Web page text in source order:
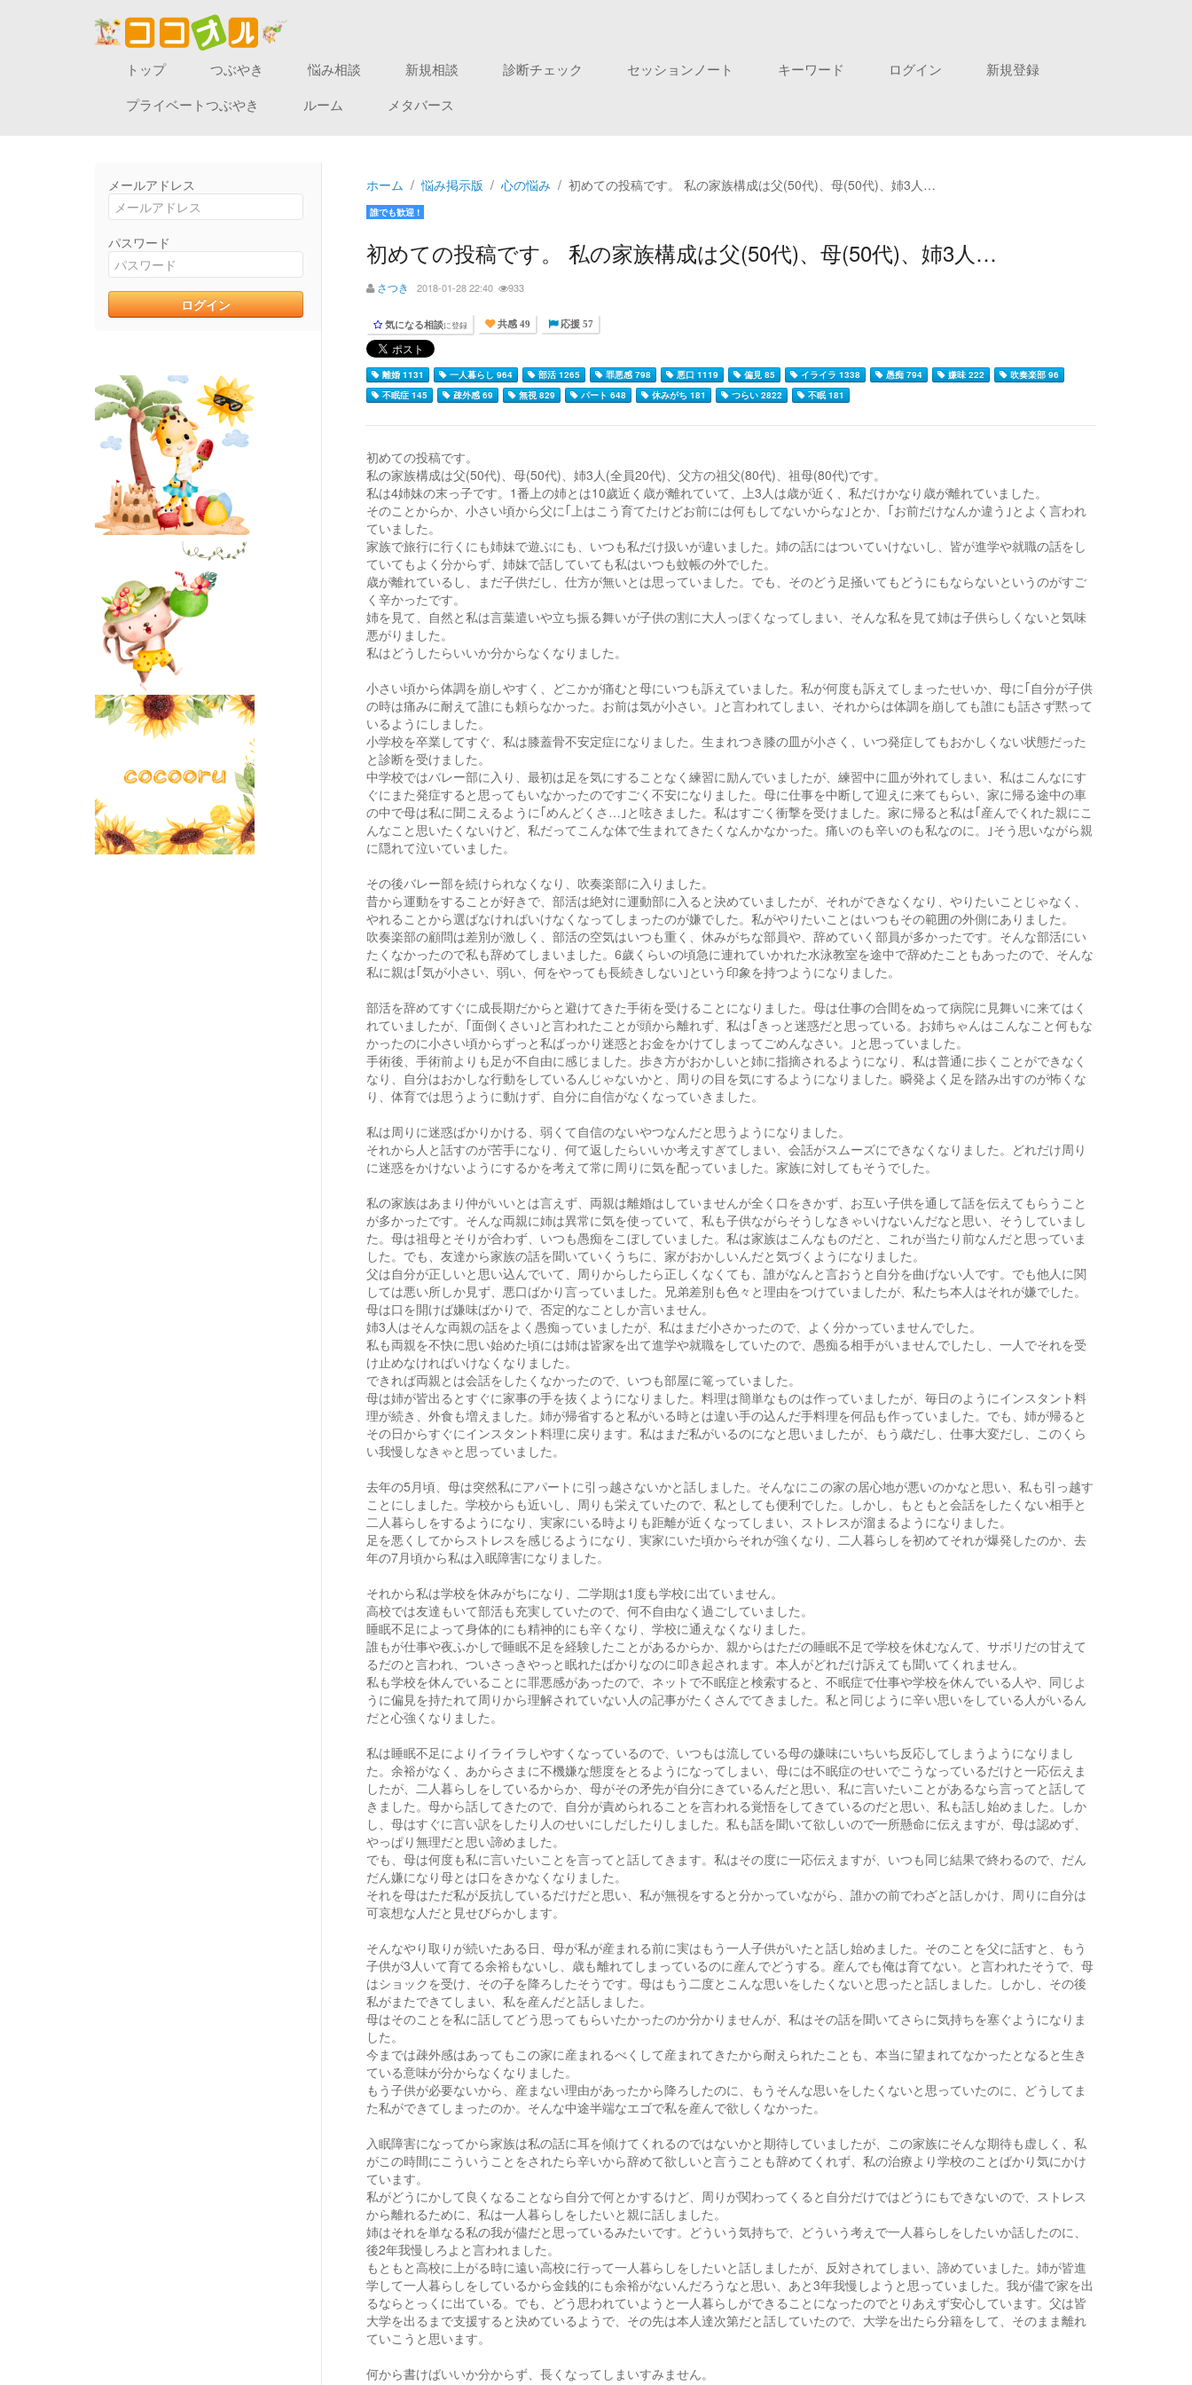
トップ つぶやき 悩み相談 新規相談 診断チェック セッションノート キーワード ログイン
新規登録
プライベートつぶやき
ルーム メタバース
メールアドレス
パスワード
ホーム 悩み掲示版 心の悩み 初めての投稿です。 私の家族構成は父(50代)、母(50代)、姉3人…
誰でも歓迎 !
初めての投稿です。 私の家族構成は父(50代)、母(50代)、姉3人…
さつき 2018-01-28 22:40 933
気になる相談に登録 共感 49 応援 57
離婚 1131 一人暮らし 964 部活 1265 罪悪感 798 悪口 1119 偏見 85 イライラ 1338 愚痴 794 嫌味 222
吹奏楽部 96
不眠症 145
疎外感 69 無視 829 パート 648 休みがち 181 つらい 2822 不眠 181
初めての投稿です。
私の家族構成は父(50代)、母(50代)、姉3人(全員20代)、父方の祖父(80代)、祖母(80代)です。
私は4姉妹の末っ子です。1番上の姉とは10歲近く歳が離れていて、上3人は歳が近く、私だけかなり歳が離れていました。
そのことからか、小さい頃から父に｢上はこう育てたけどお前には何もしてないからな｣とか、｢お前だけなんか違う｣とよく言われ
ていました。
家族で旅行に行くにも姉妹で遊ぶにも、いつも私だけ扱いが違いました。姉の話にはついていけないし、皆が進学や就職の話をし
ていてもよく分からず、姉妹で話していても私はいつも蚊帳の外でした。
歳が離れているし、まだ子供だし、仕方が無いとは思っていました。でも、そのどう足掻いてもどうにもならないというのがすご
く辛かったです。
姉を見て、自然と私は言葉遣いや立ち振る舞いが子供の割に大人っぽくなってしまい、そんな私を見て姉は子供らしくないと気味
悪がりました。
私はどうしたらいいか分からなくなりました。
小さい頃から体調を崩しやすく、どこかが痛むと母にいつも訴えていました。私が何度も訴えてしまったせいか、母に｢自分が子供
の時は痛みに耐えて誰にも頼らなかった。お前は気が小さい。｣と言われてしまい、それからは体調を崩しても誰にも話さず黙って
いるようにしました。
小学校を卒業してすぐ、私は膝蓋骨不安定症になりました。生まれつき膝の皿が小さく、いつ発症してもおかしくない状態だった
と診断を受けました。
中学校ではバレー部に入り、最初は足を気にすることなく練習に励んでいましたが、練習中に皿が外れてしまい、私はこんなにす
ぐにまた発症すると思ってもいなかったのですごく不安になりました。母に仕事を中断して迎えに来てもらい、家に帰る途中の車
の中で母は私に聞こえるように｢めんどくさ…｣と呟きました。私はすごく衝撃を受けました。家に帰ると私は｢産んでくれた親にこ
んなこと思いたくないけど、私だってこんな体で生まれてきたくなんかなかった。痛いのも辛いのも私なのに。｣そう思いながら親
に隠れて泣いていました。
その後バレー部を続けられなくなり、吹奏楽部に入りました。
昔から運動をすることが好きで、部活は絶対に運動部に入ると決めていましたが、それができなくなり、やりたいことじゃなく、
やれることから選ばなければいけなくなってしまったのが嫌でした。私がやりたいことはいつもその範囲の外側にありました。
吹奏楽部の顧問は差別が激しく、部活の空気はいつも重く、休みがちな部員や、辞めていく部員が多かったです。そんな部活にい
たくなかったので私も辞めてしまいました。6歲くらいの頃急に連れていかれた水泳教室を途中で辞めたこともあったので、そんな
私に親は｢気が小さい、弱い、何をやっても長続きしない｣という印象を持つようになりました。
部活を辞めてすぐに成長期だからと避けてきた手術を受けることになりました。母は仕事の合間をぬって病院に見舞いに来てはく
れていましたが、｢面倒くさい｣と言われたことが頭から離れず、私は｢きっと迷惑だと思っている。お姉ちゃんはこんなこと何もな
かったのに小さい頃からずっと私ばっかり迷惑とお金をかけてしまってごめんなさい。｣と思っていました。
手術後、手術前よりも足が不自由に感じました。歩き方がおかしいと姉に指摘されるようになり、私は普通に歩くことができなく
なり、自分はおかしな行動をしているんじゃないかと、周りの目を気にするようになりました。瞬発よく足を踏み出すのが怖くな
り、体育では思うように動けず、自分に自信がなくなっていきました。
私は周りに迷惑ばかりかける、弱くて自信のないやつなんだと思うようになりました。
それから人と話すのが苦手になり、何て返したらいいか考えすぎてしまい、会話がスムーズにできなくなりました。どれだけ周り
に迷惑をかけないようにするかを考えて常に周りに気を配っていました。家族に対してもそうでした。
私の家族はあまり仲がいいとは言えず、両親は離婚はしていませんが全く口をきかず、お互い子供を通して話を伝えてもらうこと
が多かったです。そんな両親に姉は異常に気を使っていて、私も子供ながらそうしなきゃいけないんだなと思い、そうしていまし
た。母は祖母とそりが合わず、いつも愚痴をこぼしていました。私は家族はこんなものだと、これが当たり前なんだと思っていま
した。でも、友達から家族の話を聞いていくうちに、家がおかしいんだと気づくようになりました。
父は自分が正しいと思い込んでいて、周りからしたら正しくなくても、誰がなんと言おうと自分を曲げない人です。でも他人に関
しては悪い所しか見ず、悪口ばかり言っていました。兄弟差別も色々と理由をつけていましたが、私たち本人はそれが嫌でした。
母は口を開けば嫌味ばかりで、否定的なことしか言いません。
姉3人はそんな両親の話をよく愚痴っていましたが、私はまだ小さかったので、よく分かっていませんでした。
私も両親を不快に思い始めた頃には姉は皆家を出て進学や就職をしていたので、愚痴る相手がいませんでしたし、一人でそれを受
け止めなければいけなくなりました。
できれば両親とは会話をしたくなかったので、いつも部屋に篭っていました。
母は姉が皆出るとすぐに家事の手を抜くようになりました。料理は簡単なものは作っていましたが、毎日のようにインスタント料
理が続き、外食も増えました。姉が帰省すると私がいる時とは違い手の込んだ手料理を何品も作っていました。でも、姉が帰ると
その日からすぐにインスタント料理に戻ります。私はまだ私がいるのになと思いましたが、もう歳だし、仕事大変だし、このくら
い我慢しなきゃと思っていました。
去年の5月頃、母は突然私にアパートに引っ越さないかと話しました。そんなにこの家の居心地が悪いのかなと思い、私も引っ越す
ことにしました。学校からも近いし、周りも栄えていたので、私としても便利でした。しかし、もともと会話をしたくない相手と
二人暮らしをするようになり、実家にいる時よりも距離が近くなってしまい、ストレスが溜まるようになりました。
足を悪くしてからストレスを感じるようになり、実家にいた頃からそれが強くなり、二人暮らしを初めてそれが爆発したのか、去
年の7月頃から私は入眠障害になりました。
それから私は学校を休みがちになり、二学期は1度も学校に出ていません。
高校では友達もいて部活も充実していたので、何不自由なく過ごしていました。
睡眠不足によって身体的にも精神的にも辛くなり、学校に通えなくなりました。
誰もが仕事や夜ふかしで睡眠不足を経験したことがあるからか、親からはただの睡眠不足で学校を休むなんて、サボリだの甘えて
るだのと言われ、ついさっきやっと眠れたばかりなのに叩き起されます。本人がどれだけ訴えても聞いてくれません。
私も学校を休んでいることに罪悪感があったので、ネットで不眠症と検索すると、不眠症で仕事や学校を休んでいる人や、同じよ
うに偏見を持たれて周りから理解されていない人の記事がたくさんでてきました。私と同じように辛い思いをしている人がいるん
だと心強くなりました。
私は睡眠不足によりイライラしやすくなっているので、いつもは流している母の嫌味にいちいち反応してしまうようになりまし
た。余裕がなく、あからさまに不機嫌な態度をとるようになってしまい、母には不眠症のせいでこうなっているだけと一応伝えま
したが、二人暮らしをしているからか、母がその矛先が自分にきているんだと思い、私に言いたいことがあるなら言ってと話して
きました。母から話してきたので、自分が責められることを言われる覚悟をしてきているのだと思い、私も話し始めました。しか
し、母はすぐに言い訳をしたり人のせいにしだしたりしました。私も話を聞いて欲しいので一所懸命に伝えますが、母は認めず、
やっぱり無理だと思い諦めました。
でも、母は何度も私に言いたいことを言ってと話してきます。私はその度に一応伝えますが、いつも同じ結果で終わるので、だん
だん嫌になり母とは口をきかなくなりました。
それを母はただ私が反抗しているだけだと思い、私が無視をすると分かっていながら、誰かの前でわざと話しかけ、周りに自分は
可哀想な人だと見せびらかします。
そんなやり取りが続いたある日、母が私が産まれる前に実はもう一人子供がいたと話し始めました。そのことを父に話すと、もう
子供が3人いて育てる余裕もないし、歳も離れてしまっているのに産んでどうする。産んでも俺は育てない。と言われたそうで、母
はショックを受け、その子を降ろしたそうです。母はもう二度とこんな思いをしたくないと思ったと話しました。しかし、その後
私がまたできてしまい、私を産んだと話しました。
母はそのことを私に話してどう思ってもらいたかったのか分かりませんが、私はその話を聞いてさらに気持ちを塞ぐようになりま
した。
今までは疎外感はあってもこの家に産まれるべくして産まれてきたから耐えられたことも、本当に望まれてなかったとなると生き
ている意味が分からなくなりました。
もう子供が必要ないから、産まない理由があったから降ろしたのに、もうそんな思いをしたくないと思っていたのに、どうしてま
た私ができてしまったのか。そんな中途半端なエゴで私を産んで欲しくなかった。
入眠障害になってから家族は私の話に耳を傾けてくれるのではないかと期待していましたが、この家族にそんな期待も虚しく、私
がこの時間にこういうことをされたら辛いから辞めて欲しいと言うことも辞めてくれず、私の治療より学校のことばかり気にかけ
ています。
私がどうにかして良くなることなら自分で何とかするけど、周りが関わってくると自分だけではどうにもできないので、ストレス
から離れるために、私は一人暮らしをしたいと親に話しました。
姉はそれを単なる私の我が儘だと思っているみたいです。どういう気持ちで、どういう考えで一人暮らしをしたいか話したのに、
後2年我慢しろよと言われました。
もともと高校に上がる時に遠い高校に行って一人暮らしをしたいと話しましたが、反対されてしまい、諦めていました。姉が皆進
学して一人暮らしをしているから金銭的にも余裕がないんだろうなと思い、あと3年我慢しようと思っていました。我が儘で家を出
るならとっくに出ている。でも、どう思われていようと一人暮らしができることになったのでとりあえず安心しています。父は皆
大学を出るまで支援すると決めているようで、その先は本人達次第だと話していたので、大学を出たら分籍をして、そのまま離れ
ていこうと思います。
何から書けばいいか分からず、長くなってしまいすみません。